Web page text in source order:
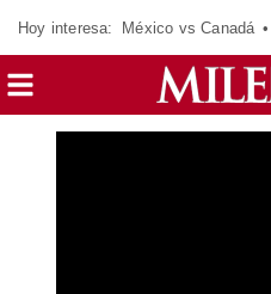
Hoy interesa: México vs Canadá